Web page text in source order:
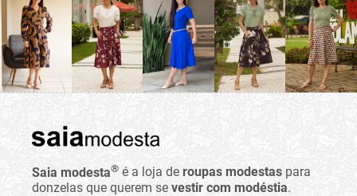
Saia modesta® é a loja de roupas modestas para
donzelas que querem se vestir com modéstia.